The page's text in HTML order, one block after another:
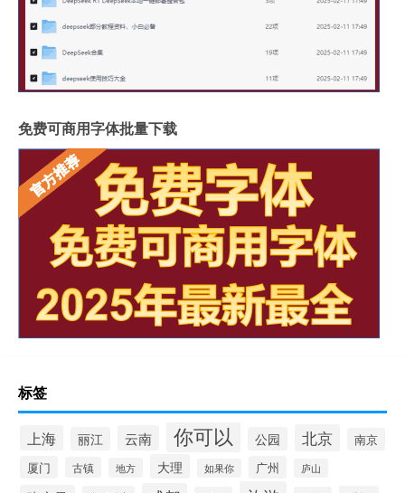
免费可商用字体批量下载
标签
上海 丽江 云南 你可以 公园 北京
南京
厦门
古镇 地方 大理 如果你 广州 庐山